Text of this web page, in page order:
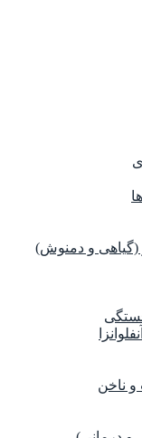
(گیاهی و دمنوش)
ناخن